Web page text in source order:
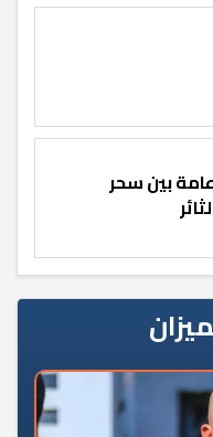
بين سحر